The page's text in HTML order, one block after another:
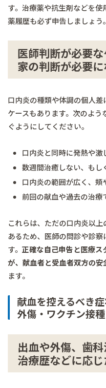
す。治療薬や抗生剤などを
薬履歴も必ず申告しましょう。
医師判断が必要
家の判断が必要
口内炎の種類や体調の個人
ケースもあります。次のよう
ぐようにしてください。
口内炎と同時に発熱や激
数週間治癒しない、もし
口内炎の範囲が広く、頬
前回の献血や過去の治療
これらは、ただの口内炎以
あるため、医師の問診や診
す。 正確な自己申告と医療ス
が、献血者と受血者双方の
ます。
献血を控えるべき
外傷・ワクチン接
出血や外傷、歯
治療歴などに応